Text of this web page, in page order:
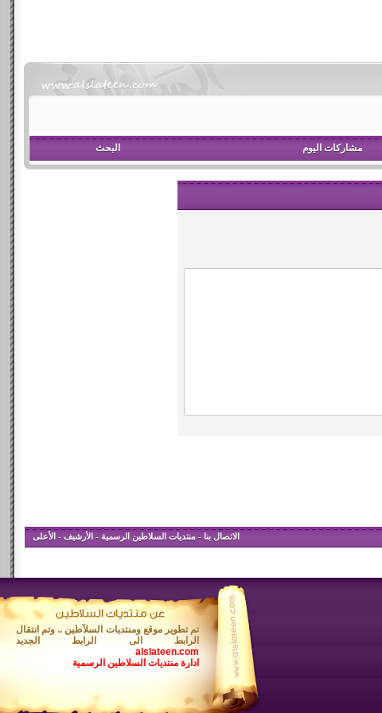
مشاركات اليوم البحث
الاتصال بنا -منتديات السلاطين الرسمية - الأرشيف - الأعلى
تم تطوير موقع ومنتديات السلآطين .. وتم انتقال
الرابط الى الرابط الجديد
alslateen.com
ادارة منتديات السلاطين الرسمية